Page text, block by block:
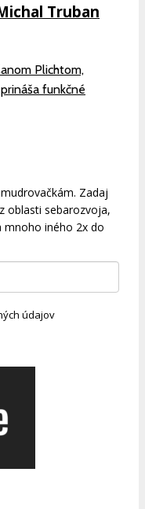
Truban
Plichtom,
funkčné
Zadaj
oblasti sebarozvoja,
mnoho iného 2x do
údajov